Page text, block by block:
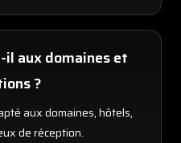
il aux domaines et
?
aux domaines, hôtels,
de réception.